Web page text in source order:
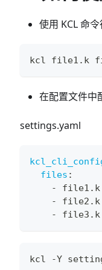
使用 KCL 命
kcl file1.k
在配置文件中
settings.yaml
files :
-
file1.k
-
file2.k
-
file3.k
kcl -Y